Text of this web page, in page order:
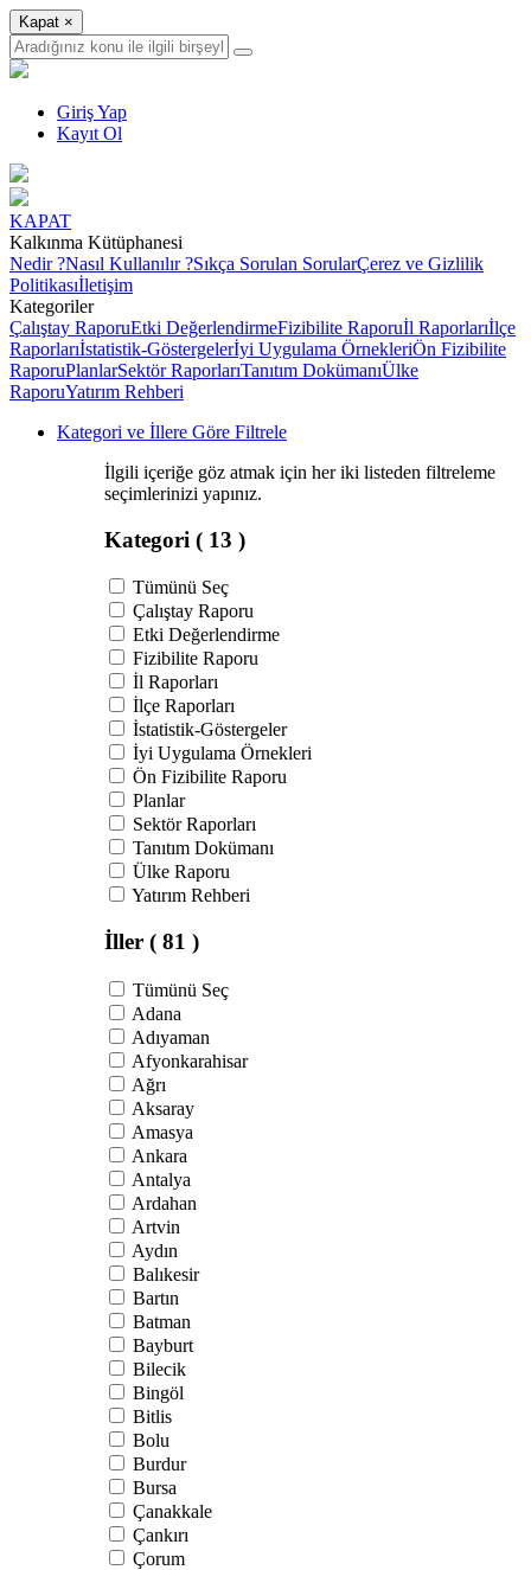
Kapat ×
Giriş Yap
Kayıt Ol
KAPAT
Kalkınma Kütüphanesi
Nedir ?Nasıl Kullanılır ?Sıkça Sorulan SorularÇerez ve Gizlilik
Politikasıİletişim
Kategoriler
Çalıştay RaporuEtki DeğerlendirmeFizibilite Raporuİl Raporlarıİlçe
Raporlarıİstatistik-Göstergelerİyi Uygulama ÖrnekleriÖn Fizibilite
RaporuPlanlarSektör RaporlarıTanıtım DokümanıÜlke
RaporuYatırım Rehberi
Kategori ve İllere Göre Filtrele
İlgili içeriğe göz atmak için her iki listeden filtreleme
seçimlerinizi yapınız.
Kategori ( 13 )
Tümünü Seç
Çalıştay Raporu
Etki Değerlendirme
Fizibilite Raporu
İl Raporları
İlçe Raporları
İstatistik-Göstergeler
İyi Uygulama Örnekleri
Ön Fizibilite Raporu
Planlar
Sektör Raporları
Tanıtım Dokümanı
Ülke Raporu
Yatırım Rehberi
İller ( 81 )
Tümünü Seç
Adana
Adıyaman
Afyonkarahisar
Ağrı
Aksaray
Amasya
Ankara
Antalya
Ardahan
Artvin
Aydın
Balıkesir
Bartın
Batman
Bayburt
Bilecik
Bingöl
Bitlis
Bolu
Burdur
Bursa
Çanakkale
Çankırı
Çorum